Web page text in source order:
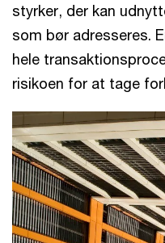
styrker, der kan
som bør adresseres.
hele
risikoen for at tage